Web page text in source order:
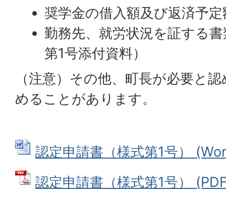
奨学金の借入額及び返済予
勤務先、就労状況を証する
第1号添付資料）
（注意）その他、町長が必要と
めることがあります。
認定申請書（様式第1号）
認定申請書（様式第1号）